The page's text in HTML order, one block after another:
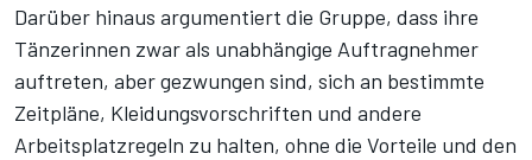
Darüber hinaus argumentiert die Gruppe, dass ihre
Tänzerinnen zwar als unabhängige Auftragnehmer
auftreten, aber gezwungen sind, sich an bestimmte
Zeitpläne, Kleidungsvorschriften und andere
Arbeitsplatzregeln zu halten, ohne die Vorteile und den